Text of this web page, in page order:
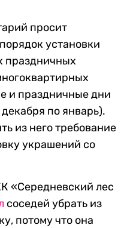
просит
установки
праздничных
и праздничные дни
по январь).
из него требование
украшений со
«Середневский лес
соседей убрать из
потому что она